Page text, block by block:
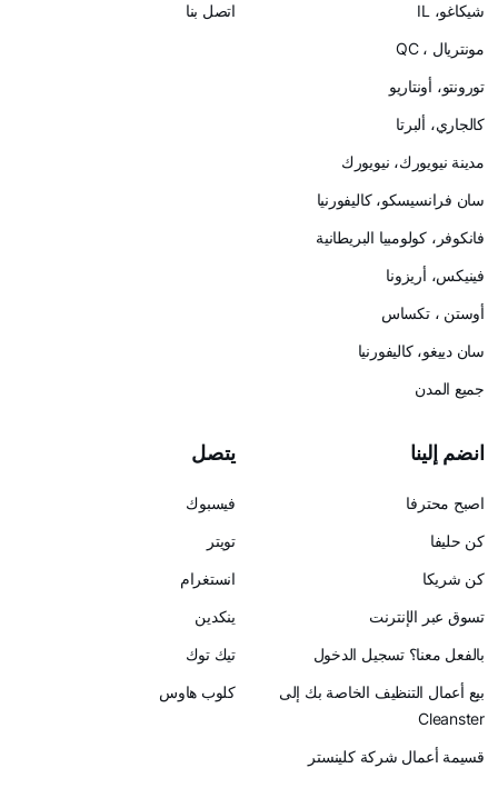
شيكاغو، IL
مونتريال ، QC
تورونتو، أونتاريو
كالجاري، ألبرتا
مدينة نيويورك، نيويورك
سان فرانسيسكو، كاليفورنيا
فانكوفر، كولومبيا البريطانية
فينيكس، أريزونا
أوستن ، تكساس
سان دييغو، كاليفورنيا
جميع المدن
اتصل بنا
انضم إلينا
اصبح محترفا
كن حليفا
كن شريكا
تسوق عبر الإنترنت
بالفعل معنا؟ تسجيل الدخول
بيع أعمال التنظيف الخاصة بك إلى
Cleanster
قسيمة أعمال شركة كلينستر
يتصل
فيسبوك
تويتر
انستغرام
ينكدين
تيك توك
كلوب هاوس